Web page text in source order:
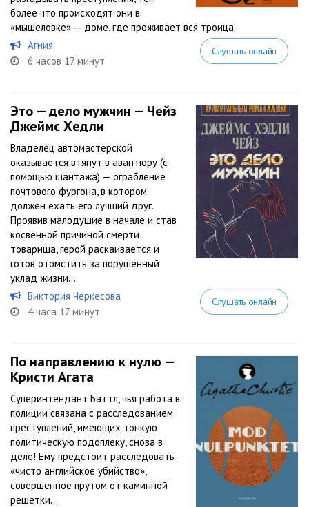
более что происходят они в
«мышеловке» — доме, где проживает вся троица.
Агния
6 часов 17 минут
Слушать онлайн
Это — дело мужчин — Чейз
Джеймс Хедли
Владелец автомастерской
оказывается втянут в авантюру (с
помощью шантажа) — ограбление
почтового фургона, в котором
должен ехать его лучший друг.
Проявив малодушие в начале и став
косвенной причиной смерти
товарища, герой раскаивается и
готов отомстить за порушенный
уклад жизни…
Виктория Черкесова
4 часа 17 минут
Слушать онлайн
По направлению к нулю —
Кристи Агата
Суперинтендант Баттл, чья работа в
полиции связана с расследованием
преступлений, имеющих тонкую
политическую подоплеку, снова в
деле! Ему предстоит расследовать
«чисто английское убийство»,
совершенное прутом от каминной
решетки…